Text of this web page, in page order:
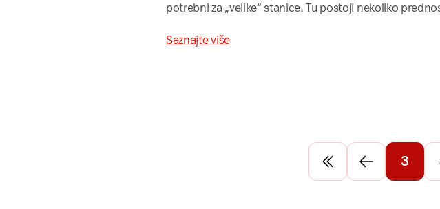
potrebni za „velike“ stanice. Tu postoji nekoliko
Saznajte više
Idi na prvu stranu
Idi na 3